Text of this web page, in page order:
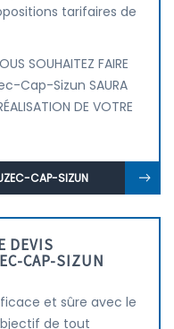
tarifaires de
SOUHAITEZ FAIRE
Cap-Sizun SAURA
DE VOTRE
CAP-SIZUN
DEVIS
CAP-SIZUN
et sûre avec le
de tout